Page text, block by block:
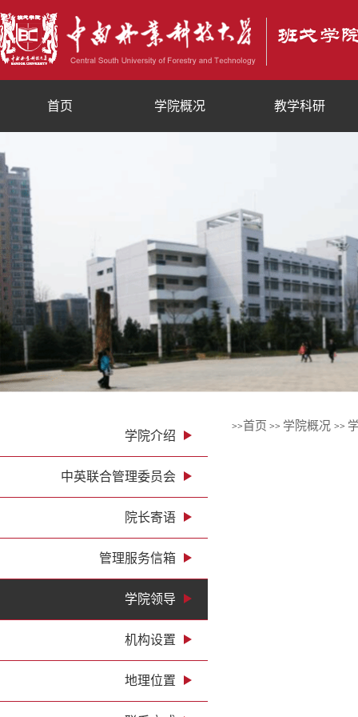
首页 学院概况 教学科研
学院介绍
中英联合管理委员会
院长寄语
管理服务信箱
学院领导
机构设置
地理位置
>>首页 >> 学院概况 >>